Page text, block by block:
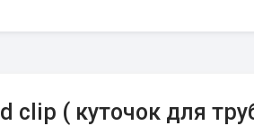
clip ( куточок для